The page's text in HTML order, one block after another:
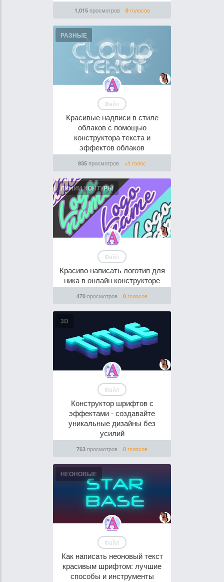
1,015просмотров 0голосов
РАЗНЫЕ
Файл
Красивые надписи в стиле
облаков с помощью
конструктора текста и
эффектов облаков
935 просмотров +1 голос
ЛИНИИ КОНТУРЫ
Файл
Красиво написать логотип для
ника в онлайн конструкторе
470 просмотров 0 голосов
3D
Файл
Конструктор шрифтов с
эффектами - создавайте
уникальные дизайны без
усилий
763 просмотров 0 голосов
НЕОНОВЫЕ
Файл
Как написать неоновый текст
красивым шрифтом: лучшие
способы и инструменты